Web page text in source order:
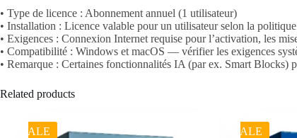
• Type de licence : Abonnement annuel (1 utilisateur)
• Installation : Licence valable pour un utilisateur selon la
• Exigences : Connexion Internet requise pour l’activation, les
• Compatibilité : Windows et macOS — vérifier les exigences
• Remarque : Certaines fonctionnalités IA (par ex. Smart Blocks)
Related products
SALE SALE